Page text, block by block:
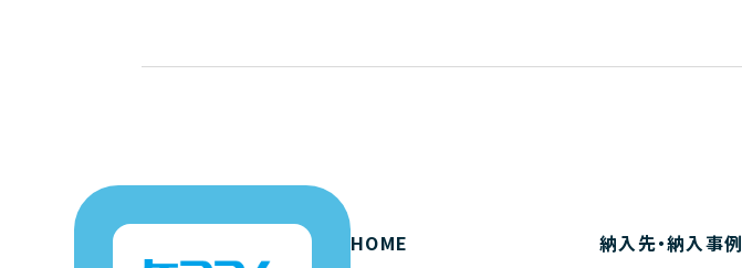
HOME 納入先・納入事例